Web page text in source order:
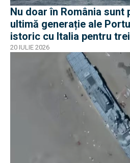
Nu doar în România sunt
ultimă generație ale
istoric cu Italia pentru
20 IULIE 2026